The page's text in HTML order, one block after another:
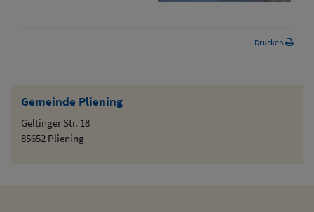
Gemeinde Pliening
Geltinger Str. 18
85652 Pliening
Drucken